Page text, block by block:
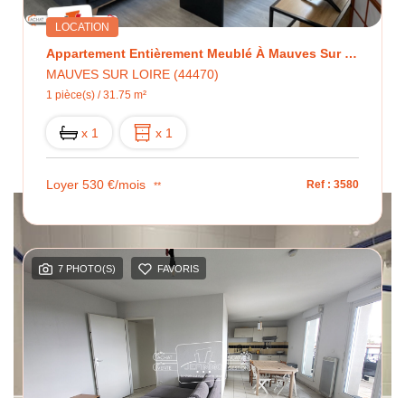
LOCATION
Appartement Entièrement Meublé À Mauves Sur Loire 1 Pièce(s) 31.75 M2
MAUVES SUR LOIRE (44470)
1 pièce(s) / 31.75 m²
x 1 x 1
Loyer 530 €/mois ** Ref : 3580
7 PHOTO(S) FAVORIS